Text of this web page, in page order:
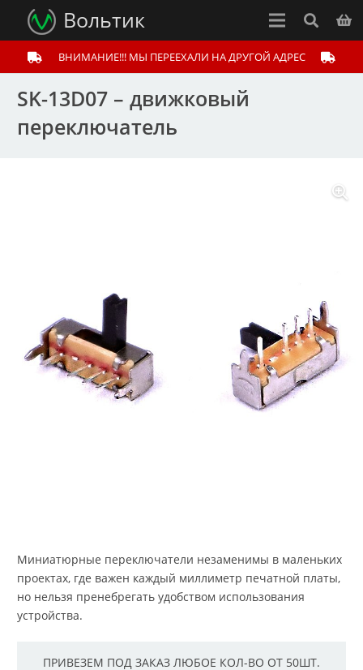
Вольтик
ВНИМАНИЕ!!! МЫ ПЕРЕЕХАЛИ НА ДРУГОЙ АДРЕС
SK-13D07 – движковый
переключатель
Миниатюрные переключатели незаменимы в маленьких
проектах, где важен каждый миллиметр печатной платы,
но нельзя пренебрегать удобством использования
устройства.
ПРИВЕЗЕМ ПОД ЗАКАЗ ЛЮБОЕ КОЛ-ВО ОТ 50ШТ.